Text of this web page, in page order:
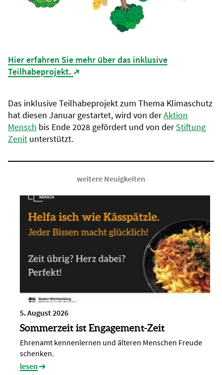
Hier erfahren Sie mehr über das inklusive
Teilhabeprojekt. (Link öffnet in neuem Tab)
Das inklusive Teilhabeprojekt zum Thema Klimaschutz
hat diesen Januar gestartet, wird von derAktion
Mensch bis Ende 2028 gefördert und von derStiftung
Zenit unterstützt.
weitere Neuigkeiten
5. August 2026
Sommerzeit ist Engagement-Zeit
Ehrenamt kennenlernen und älteren Menschen Freude
schenken.
lesen